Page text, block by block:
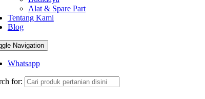
Alat & Spare Part
Tentang Kami
Blog
Navigation
Whatsapp
for: